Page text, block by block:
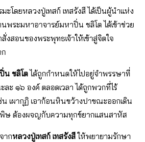
ะโดยหลวงปู่เทสก์ เทสรังสี ได้เป็นผู้นำแห่ง
พระมหาอาจารย์มหาปิ่น ชลิโต ได้เข้าช่วย
งสอนของพระพุทธเจ้าให้เข้าสู่จิตใจ
น ชลิโตได้ถูกกำหนดให้ไปอยู่จำพรรษาที่
ะ ๑๖ องค์ ตลอดเวลา ได้ถูกพวกที่ไร้
เผากุฏิ เอาก้อนหินขว้างปาขณะออกเดิน
ษ ต้องผจญกับความทุกข์ยากแสนสาหัส
ากหลวงปู่เทสก์ เทสรังสีให้พยายามรักษา